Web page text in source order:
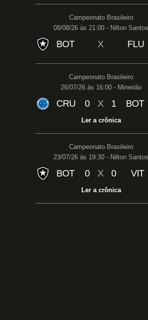
Campeonato Brasileiro
08/08/26 às 21:00 - Nilton Santos
BOT X FLU
Campeonato Brasileiro
26/07/26 às 16:00 - Mineirão
CRU 0 X 1 BOT
Ler a crônica
Campeonato Brasileiro
23/07/26 às 19:30 - Nilton Santos
BOT 0 X 0 VIT
Ler a crônica